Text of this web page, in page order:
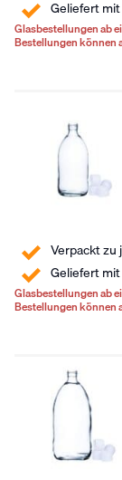
Geliefert
Glasbestellungen ab
Bestellungen können
Verpackt zu
Geliefert
Glasbestellungen ab
Bestellungen können